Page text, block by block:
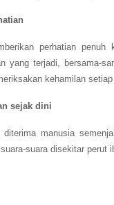
perhatian
yang terjadi, bersama-
kehamilan setiap
sejak dini
diterima manusia
suara disekitar perut